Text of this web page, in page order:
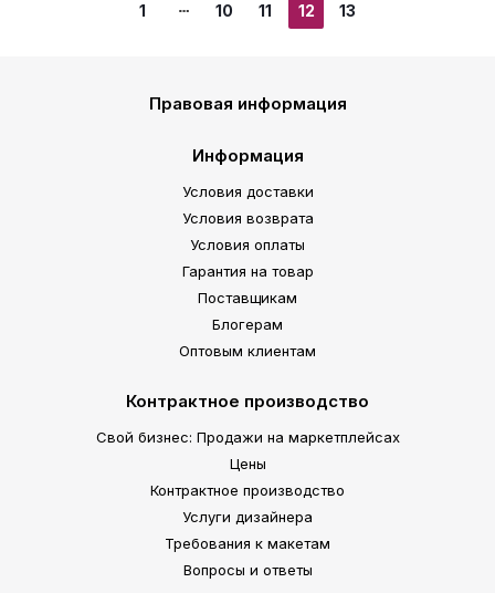
1 10 11 12 13
Правовая информация
Информация
Условия доставки
Условия возврата
Условия оплаты
Гарантия на товар
Поставщикам
Блогерам
Оптовым клиентам
Контрактное производство
Свой бизнес: Продажи на маркетплейсах
Цены
Контрактное производство
Услуги дизайнера
Требования к макетам
Вопросы и ответы